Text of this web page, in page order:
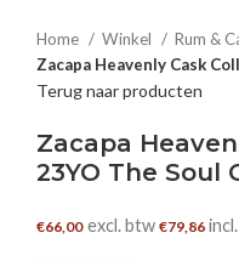
Home Winkel
Rum &
Zacapa Heavenly Cask
Terug naar producten
Zacapa
23YO The Soul
€66,00 excl. btw €79,86